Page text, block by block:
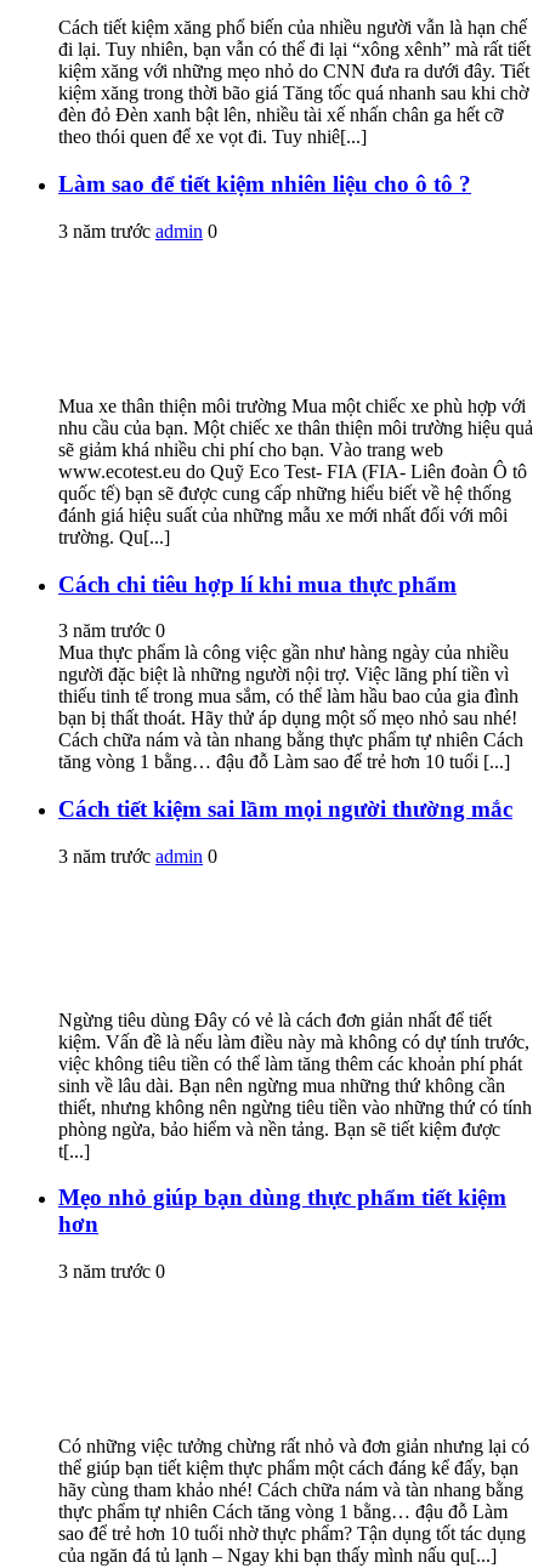
Cách tiết kiệm xăng phổ biến của nhiều người vẫn là hạn chế
đi lại. Tuy nhiên, bạn vẫn có thể đi lại “xông xênh” mà rất tiết
kiệm xăng với những mẹo nhỏ do CNN đưa ra dưới đây. Tiết
kiệm xăng trong thời bão giá Tăng tốc quá nhanh sau khi chờ
đèn đỏ Đèn xanh bật lên, nhiều tài xế nhấn chân ga hết cỡ
theo thói quen để xe vọt đi. Tuy nhiê[...]
Làm sao để tiết kiệm nhiên liệu cho ô tô ?
3 năm trước admin 0
Mua xe thân thiện môi trường Mua một chiếc xe phù hợp với
nhu cầu của bạn. Một chiếc xe thân thiện môi trường hiệu quả
sẽ giảm khá nhiều chi phí cho bạn. Vào trang web
www.ecotest.eu do Quỹ Eco Test- FIA (FIA- Liên đoàn Ô tô
quốc tế) bạn sẽ được cung cấp những hiểu biết về hệ thống
đánh giá hiệu suất của những mẫu xe mới nhất đối với môi
trường. Qu[...]
Cách chi tiêu hợp lí khi mua thực phẩm
3 năm trước 0
Mua thực phẩm là công việc gần như hàng ngày của nhiều
người đặc biệt là những người nội trợ. Việc lãng phí tiền vì
thiếu tinh tế trong mua sắm, có thể làm hầu bao của gia đình
bạn bị thất thoát. Hãy thử áp dụng một số mẹo nhỏ sau nhé!
Cách chữa nám và tàn nhang bằng thực phẩm tự nhiên Cách
tăng vòng 1 bằng… đậu đỗ Làm sao để trẻ hơn 10 tuổi [...]
Cách tiết kiệm sai lầm mọi người thường mắc
3 năm trước admin 0
Ngừng tiêu dùng Đây có vẻ là cách đơn giản nhất để tiết
kiệm. Vấn đề là nếu làm điều này mà không có dự tính trước,
việc không tiêu tiền có thể làm tăng thêm các khoản phí phát
sinh về lâu dài. Bạn nên ngừng mua những thứ không cần
thiết, nhưng không nên ngừng tiêu tiền vào những thứ có tính
phòng ngừa, bảo hiểm và nền tảng. Bạn sẽ tiết kiệm được
t[...]
Mẹo nhỏ giúp bạn dùng thực phẩm tiết kiệm
hơn
3 năm trước 0
Có những việc tưởng chừng rất nhỏ và đơn giản nhưng lại có
thể giúp bạn tiết kiệm thực phẩm một cách đáng kể đấy, bạn
hãy cùng tham khảo nhé! Cách chữa nám và tàn nhang bằng
thực phẩm tự nhiên Cách tăng vòng 1 bằng… đậu đỗ Làm
sao để trẻ hơn 10 tuổi nhờ thực phẩm? Tận dụng tốt tác dụng
của ngăn đá tủ lạnh – Ngay khi bạn thấy mình nấu qu[...]